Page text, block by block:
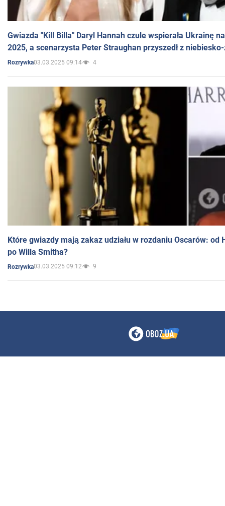
Gwiazda "Kill Billa" Daryl Hannah czule wspierała Ukrainę
2025, a scenarzysta Peter Straughan przyszedł z
Rozrywka03.03.2025 09:14 4
Które gwiazdy mają zakaz udziału w rozdaniu Oscarów: od
po Willa Smitha?
Rozrywka03.03.2025 09:12 9